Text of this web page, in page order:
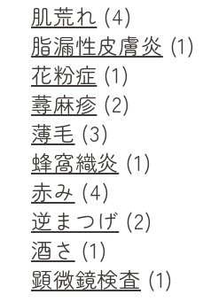
肌荒れ (4)
脂漏性皮膚炎 (1)
花粉症 (1)
蕁麻疹 (2)
薄毛 (3)
蜂窩織炎 (1)
赤み (4)
逆まつげ (2)
酒さ (1)
顕微鏡検査 (1)